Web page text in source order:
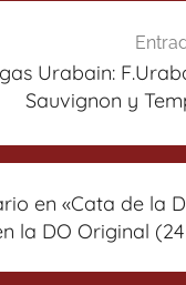
Urabain:
Sauvignon y
en «Cata de la
la DO Original